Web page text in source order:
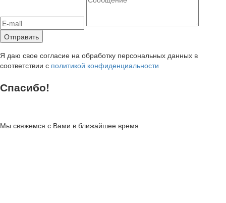
Я даю свое согласие на обработку персональных данных в
соответствии с политикой конфиденциальности
Спасибо!
Мы свяжемся с Вами в ближайшее время